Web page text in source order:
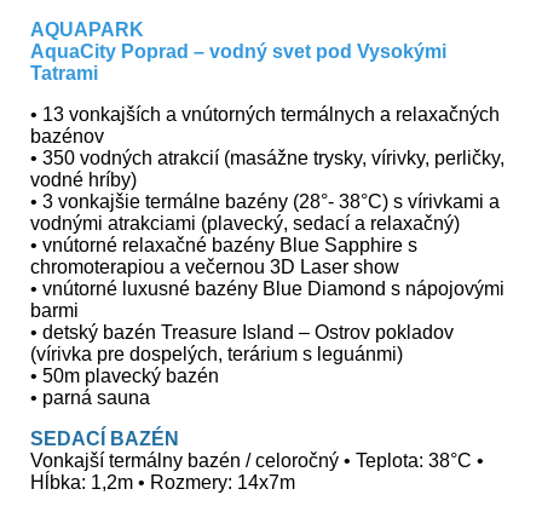
AQUAPARK
AquaCity Poprad – vodný svet pod Vysokými
Tatrami
• 13 vonkajších a vnútorných termálnych a relaxačných
bazénov
• 350 vodných atrakcií (masážne trysky, vírivky, perličky,
vodné hríby)
• 3 vonkajšie termálne bazény (28°- 38°C) s vírivkami a
vodnými atrakciami (plavecký, sedací a relaxačný)
• vnútorné relaxačné bazény Blue Sapphire s
chromoterapiou a večernou 3D Laser show
• vnútorné luxusné bazény Blue Diamond s nápojovými
barmi
• detský bazén Treasure Island – Ostrov pokladov
(vírivka pre dospelých, terárium s leguánmi)
• 50m plavecký bazén
• parná sauna
SEDACÍ BAZÉN
Vonkajší termálny bazén / celoročný • Teplota: 38°C •
Hĺbka: 1,2m • Rozmery: 14x7m